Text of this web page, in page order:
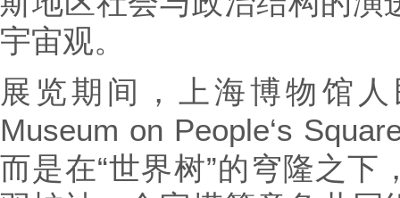
宇宙观。
展览期间，上海博物馆人
Museum on People‘s
而是在“世界树”的穹隆之